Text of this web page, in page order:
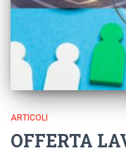
ARTICOLI
OFFERTA